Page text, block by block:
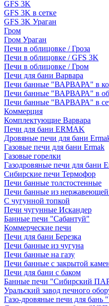
GFS 3K
GFS 3K в сетке
GFS 3K Ураган
Гром
Гром Ураган
Печи в облицовке / Гроза
Печи в облицовке / GFS 3K
Печи в облицовке / Гром
Печи для бани Варвара
Печи банные "ВАРВАРА" в
Печи банные "ВАРВАРА" в
Печи банные "ВАРВАРА" в
Коммерция
Комплектующие Варвара
Печи для бани ERMAK
Дровяные печи для бани
Газовые печи для бани Ermak
Газовые горелки
Газодровяные печи для бани
Сибирские печи Термофор
Печи банные толстостенные
Печи банные из нержавеющей
С чугунной топкой
Печи чугунные Искандер
Банные печи "Сабантуй"
Коммерческие печи
Печи для бани Березка
Печи банные из чугуна
Печи банные на газу
Печи банные с закрытой
Печи для бани с баком
Банные печи "Сибирский
Уральский завод печного
Газо-дровяные печи для